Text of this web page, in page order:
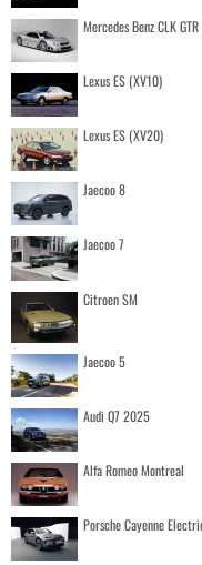
Mercedes Benz CLK GTR
Lexus ES (XV10)
Lexus ES (XV20)
Jaecoo 8
Jaecoo 7
Citroen SM
Jaecoo 5
Audi Q7 2025
Alfa Romeo Montreal
Porsche Cayenne